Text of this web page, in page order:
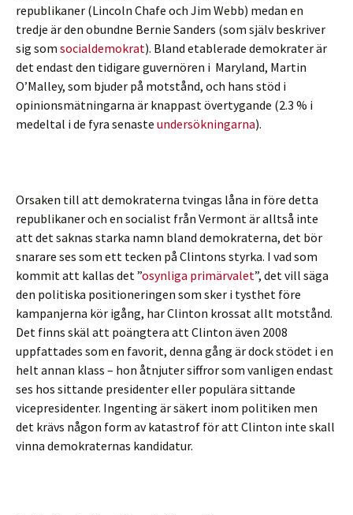
republikaner (Lincoln Chafe och Jim Webb) medan en
tredje är den obundne Bernie Sanders (som själv beskriver
sig som socialdemokrat). Bland etablerade demokrater är
det endast den tidigare guvernören i Maryland, Martin
O’Malley, som bjuder på motstånd, och hans stöd i
opinionsmätningarna är knappast övertygande (2.3 % i
medeltal i de fyra senaste undersökningarna).
Orsaken till att demokraterna tvingas låna in före detta
republikaner och en socialist från Vermont är alltså inte
att det saknas starka namn bland demokraterna, det bör
snarare ses som ett tecken på Clintons styrka. I vad som
kommit att kallas det ”osynliga primärvalet”, det vill säga
den politiska positioneringen som sker i tysthet före
kampanjerna kör igång, har Clinton krossat allt motstånd.
Det finns skäl att poängtera att Clinton även 2008
uppfattades som en favorit, denna gång är dock stödet i en
helt annan klass – hon åtnjuter siffror som vanligen endast
ses hos sittande presidenter eller populära sittande
vicepresidenter. Ingenting är säkert inom politiken men
det krävs någon form av katastrof för att Clinton inte skall
vinna demokraternas kandidatur.